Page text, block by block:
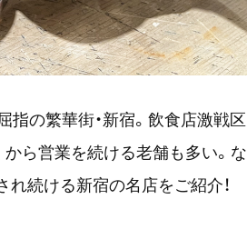
の繁華街・新宿。飲食店激戦区
ら営業を続ける老舗も多い。な
続ける新宿の名店をご紹介！